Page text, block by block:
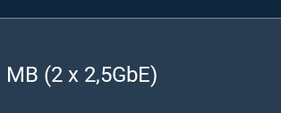
(2 x 2,5GbE)